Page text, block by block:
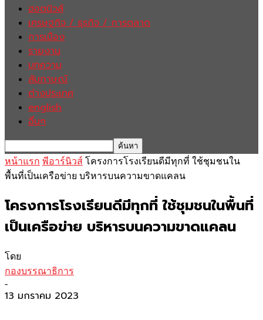
ฮอตนิวส์
เศรษฐกิจ / ธุรกิจ / การตลาด
การเมือง
รายงาน
บทความ
สัมภาษณ์
ต่างประเทศ
english
อื่นๆ
หน้าแรก พีอาร์นิวส์ โครงการโรงเรียนดีมีทุกที่ ใช้ชุมชนใน
พื้นที่เป็นเครือข่าย บริหารบนความขาดแคลน
โครงการโรงเรียนดีมีทุกที่ ใช้ชุมชนในพื้นที่
เป็นเครือข่าย บริหารบนความขาดแคลน
โดย
กองบรรณาธิการ
-
13 มกราคม 2023